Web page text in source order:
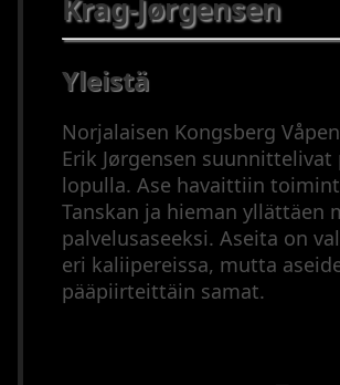
(2000–
2023
Pienoiskiväärit
Puoliautomaatit
(1900–
1945)
Puoliautomaatit
(1946–
2023)
Sarjatuliaseet
(1900–
1945)
Krag-Jørgensen
Yleistä
Norjalaisen Kongsberg
Erik Jørgensen
lopulla. Ase havaittiin
Tanskan ja hieman yllättäen
palvelusaseeksi. Aseita on
eri kaliipereissa, mutta
pääpiirteittäin samat.